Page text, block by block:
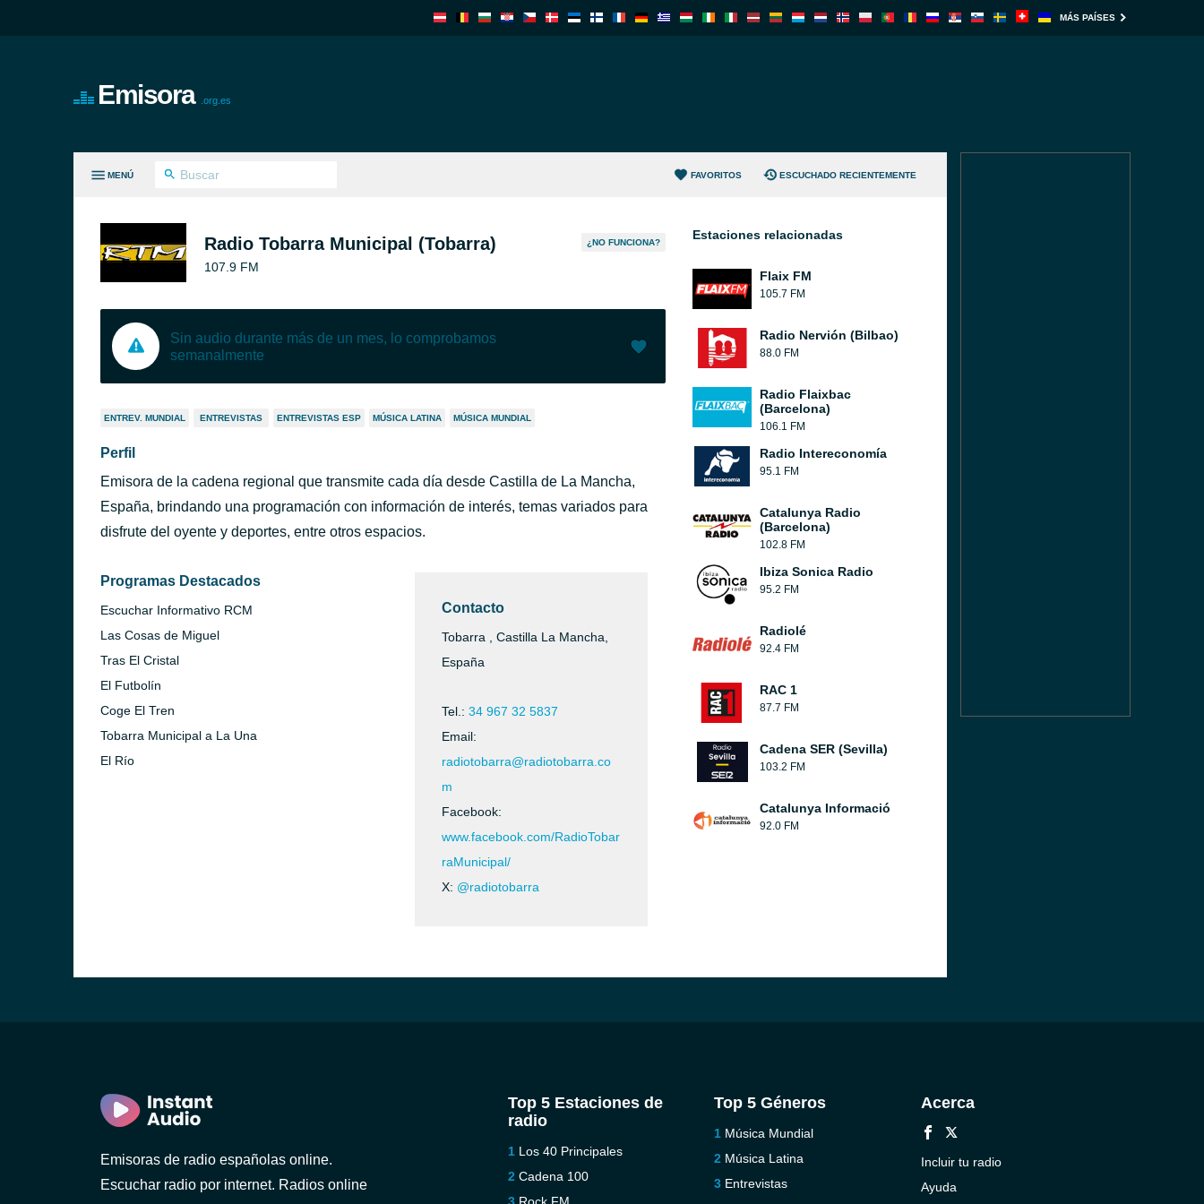
MÁS PAÍSES
Emisora .org.es
MENÚ FAVORITOS ESCUCHADO RECIENTEMENTE
Radio Tobarra Municipal (Tobarra)
107.9 FM
¿NO FUNCIONA?
Sin audio durante más de un mes, lo comprobamos
semanalmente
ENTREV. MUNDIAL ENTREVISTAS ENTREVISTAS ESP MÚSICA LATINA MÚSICA MUNDIAL
Perfil
Emisora de la cadena regional que transmite cada día desde Castilla de La Mancha,
España, brindando una programación con información de interés, temas variados para
disfrute del oyente y deportes, entre otros espacios.
Programas Destacados
Escuchar Informativo RCM
Las Cosas de Miguel
Tras El Cristal
El Futbolín
Coge El Tren
Tobarra Municipal a La Una
El Río
Contacto
Tobarra , Castilla La Mancha,
España
Tel.: 34 967 32 5837
Email:
radiotobarra@radiotobarra.co
m
Facebook:
www.facebook.com/RadioTobar
raMunicipal/
X: @radiotobarra
Estaciones relacionadas
Flaix FM
105.7 FM
Radio Nervión (Bilbao)
88.0 FM
Radio Flaixbac
(Barcelona)
106.1 FM
Radio Intereconomía
95.1 FM
Catalunya Radio
(Barcelona)
102.8 FM
Ibiza Sonica Radio
95.2 FM
Radiolé
92.4 FM
RAC 1
87.7 FM
Cadena SER (Sevilla)
103.2 FM
Catalunya Informació
92.0 FM
Emisoras de radio españolas online.
Escuchar radio por internet. Radios online
Top 5 Estaciones de
radio
Los 40 Principales
Cadena 100
Top 5 Géneros
Música Mundial
Música Latina
Entrevistas
Acerca
Incluir tu radio
Ayuda